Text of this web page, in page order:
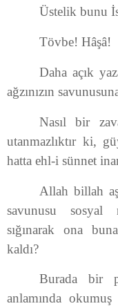
Üstelik bunu
Tövbe! Hâşâ!
Daha açık
ağzınızın
Nasıl bir
utanmazlıktır ki,
hatta ehl-i sünnet
Allah billah
savunusu sosyal
sığınarak ona
kaldı?
Burada bir
anlamında